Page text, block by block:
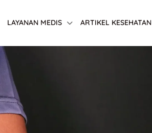
LAYANAN MEDIS ARTIKEL KESEHATAN